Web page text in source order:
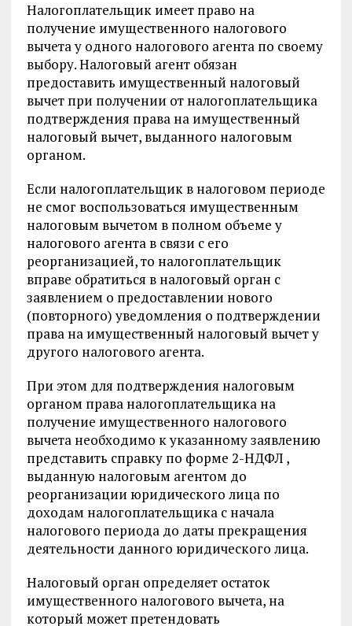
Налогоплательщик имеет право на
получение имущественного налогового
вычета у одного налогового агента по своему
выбору. Налоговый агент обязан
предоставить имущественный налоговый
вычет при получении от налогоплательщика
подтверждения права на имущественный
налоговый вычет, выданного налоговым
органом.
Если налогоплательщик в налоговом периоде
не смог воспользоваться имущественным
налоговым вычетом в полном объеме у
налогового агента в связи с его
реорганизацией, то налогоплательщик
вправе обратиться в налоговый орган с
заявлением о предоставлении нового
(повторного) уведомления о подтверждении
права на имущественный налоговый вычет у
другого налогового агента.
При этом для подтверждения налоговым
органом права налогоплательщика на
получение имущественного налогового
вычета необходимо к указанному заявлению
представить справку по форме 2-НДФЛ ,
выданную налоговым агентом до
реорганизации юридического лица по
доходам налогоплательщика с начала
налогового периода до даты прекращения
деятельности данного юридического лица.
Налоговый орган определяет остаток
имущественного налогового вычета, на
который может претендовать